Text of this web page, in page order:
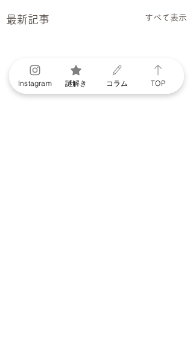
最新記事 すべて表示
Instagram 謎解き コラム TOP